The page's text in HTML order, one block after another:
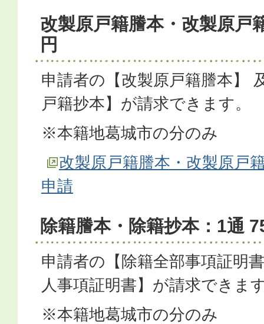
改製原戸籍謄本・改製原戸
円
申請者の【改製原戸籍謄本】
戸籍抄本】が請求できます。
※本籍地葛城市の分のみ
改製原戸籍謄本・改製原戸
申請
除籍謄本・除籍抄本：1通
申請者の【除籍全部事項証明
人事項証明書】が請求できま
※本籍地葛城市の分のみ